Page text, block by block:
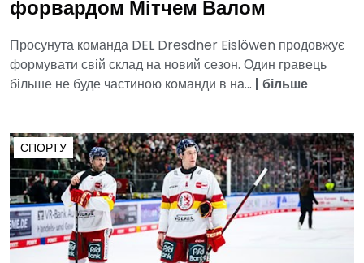
форвардом Мітчем Валом
Просунута команда DEL Dresdner Eislöwen продовжує
формувати свій склад на новий сезон. Один гравець
більше не буде частиною команди в на... | більше
СПОРТУ